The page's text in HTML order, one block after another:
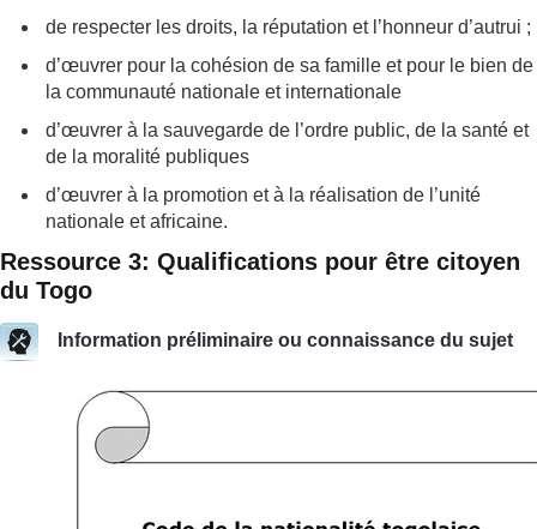
de respecter les droits, la réputation et l’honneur d’autrui ;
d’œuvrer pour la cohésion de sa famille et pour le bien de
la communauté nationale et internationale
d’œuvrer à la sauvegarde de l’ordre public, de la santé et
de la moralité publiques
d’œuvrer à la promotion et à la réalisation de l’unité
nationale et africaine.
Ressource 3: Qualifications pour être citoyen
du Togo
Information préliminaire ou connaissance du sujet